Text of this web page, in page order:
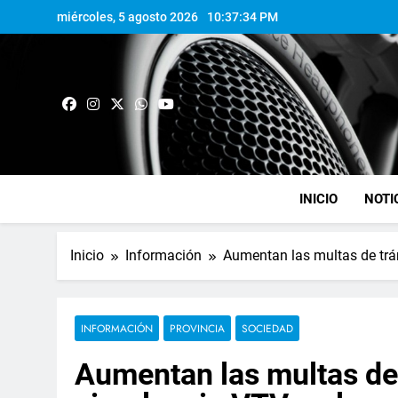
miércoles, 5 agosto 2026 10:37:35 PM
INICIO
Inicio Información Aumentan las multas de
INFORMACIÓN PROVINCIA SOCIEDAD
Aumentan las multas